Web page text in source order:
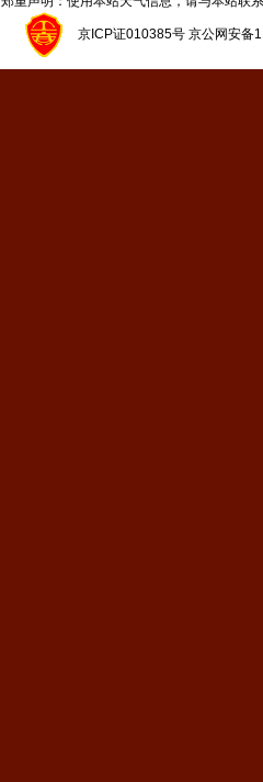
京ICP证010385号 京公网安备